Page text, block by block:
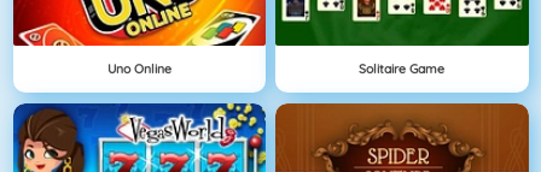
Uno Online Solitaire Game